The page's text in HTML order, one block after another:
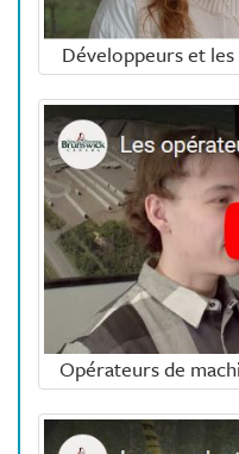
Développeurs et
Opérateurs de